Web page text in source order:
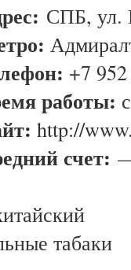
СПБ, ул.
+7
работы:
http://
счет:
табаки